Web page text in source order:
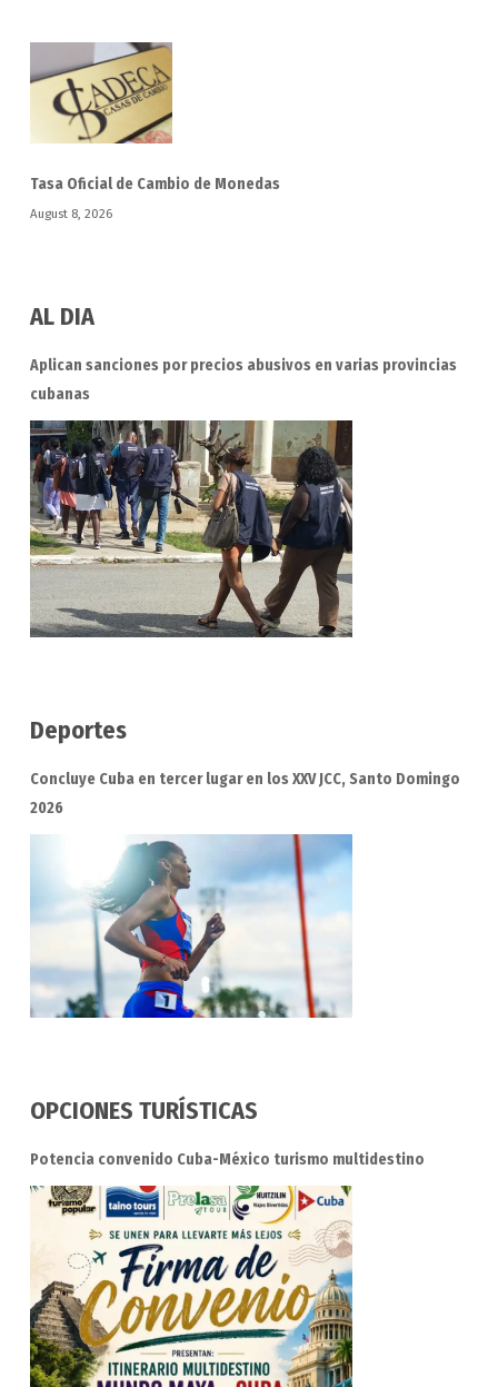
Tasa Oficial de Cambio de Monedas
August 8, 2026
AL DIA
Aplican sanciones por precios abusivos en varias provincias
cubanas
Deportes
Concluye Cuba en tercer lugar en los XXV JCC, Santo Domingo
2026
OPCIONES TURÍSTICAS
Potencia convenido Cuba-México turismo multidestino